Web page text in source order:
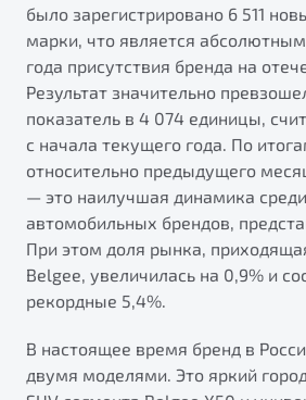
Элегантный и практичный седан
от 1 699 990 ₽*
Обзор В наличии
X70
Узнайте о специальных выгодах
автомобиля Belgee
Подробно
Автомобили в наличии
Тест-драйв
Спецпредложения
Будьте еще более уверены на
"Помощь на дорогах"
Преимущества программы
было зарегистрировано 6 511
марки, что является
года присутствия бренда на
Результат значительно
показатель в 4 074 единицы,
с начала текущего года. По
относительно предыдущего
— это наилучшая динамика
автомобильных брендов,
При этом доля рынка,
Belgee, увеличилась на 0,9% и
рекордные 5,4%.
В настоящее время бренд в
двумя моделями. Это яркий